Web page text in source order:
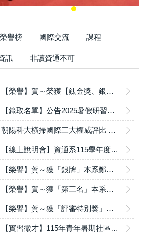
榮譽榜 國際交流 課程
訊 非讀資通不可
【榮譽】賀～榮獲【鈦金獎、銀牌獎及銅牌獎】2026第8屆綠點子國際發明暨設計競賽 資訊與通訊系學生團隊
【錄取名單】公告2025暑假研習營-跨域智慧物聯網實作探索研習營
朝陽科大橫掃國際三大權威評比 勇奪全台私立科大品牌力冠軍 【別只看北科大、雲科大！台灣最強私立科技大學「世界排名比國立強」，企業超愛外國人搶讀】
【線上說明會】資通系115學年度甄選入學
【榮譽】賀～獲「銀牌」本系鄭煜輝院長指導學生吳松祐，獲2026第37屆ITEX馬來西亞國際發明展
【榮譽】賀～獲「第三名」本系彭俊澄老師指導學生2026年全國技專校院學生實務專題製作競賽
【榮譽】賀～獲「評審特別獎」本系鄭煜輝院長指導學生2025衛星數位應用創新大賽
【實習徵才】115年青年暑期社區職場體驗計畫